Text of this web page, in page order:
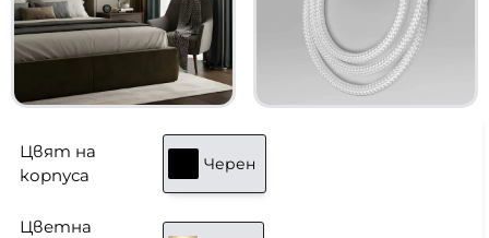
Цвят на
корпуса
Черен
Цветна